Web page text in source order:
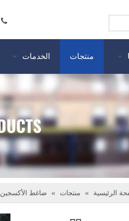
منتجات الخدمات
الرئيسية » منتجات » ضاغط الأكسجين